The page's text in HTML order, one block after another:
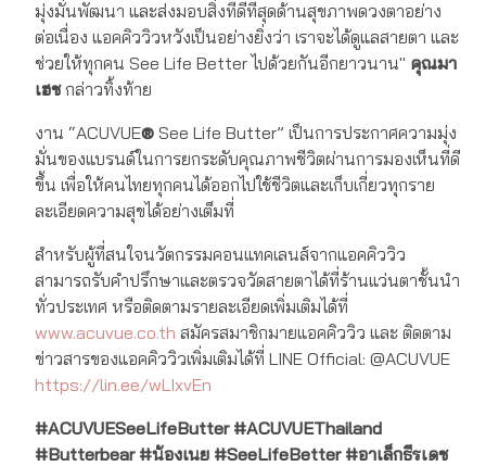
มุ่งมั่นพัฒนา และส่งมอบสิ่งที่ดีที่สุดด้านสุขภาพดวงตาอย่าง
ต่อเนื่อง แอคคิววิวหวังเป็นอย่างยิ่งว่า เราจะได้ดูแลสายตา และ
ช่วยให้ทุกคน See Life Better ไปด้วยกันอีกยาวนาน" คุณมา
เฮชกล่าวทิ้งท้าย
งาน “ACUVUE® See Life Butter” เป็นการประกาศความมุ่ง
มั่นของแบรนด์ในการยกระดับคุณภาพชีวิตผ่านการมองเห็นที่ดี
ขึ้น เพื่อให้คนไทยทุกคนได้ออกไปใช้ชีวิตและเก็บเกี่ยวทุกราย
ละเอียดความสุขได้อย่างเต็มที่
สำหรับผู้ที่สนใจนวัตกรรมคอนแทคเลนส์จากแอคคิววิว
สามารถรับคำปรึกษาและตรวจวัดสายตาได้ที่ร้านแว่นตาชั้นนำ
ทั่วประเทศ หรือติดตามรายละเอียดเพิ่มเติมได้ที่
www.acuvue.co.th สมัครสมาชิกมายแอคคิววิว และ ติดตาม
ข่าวสารของแอคคิววิวเพิ่มเติมได้ที่ LINE Official: @ACUVUE
https://lin.ee/wLIxvEn
#ACUVUESeeLifeButter #ACUVUEThailand
#Butterbear #น้องเนย #SeeLifeBetter #อาเล็กธีรเดช